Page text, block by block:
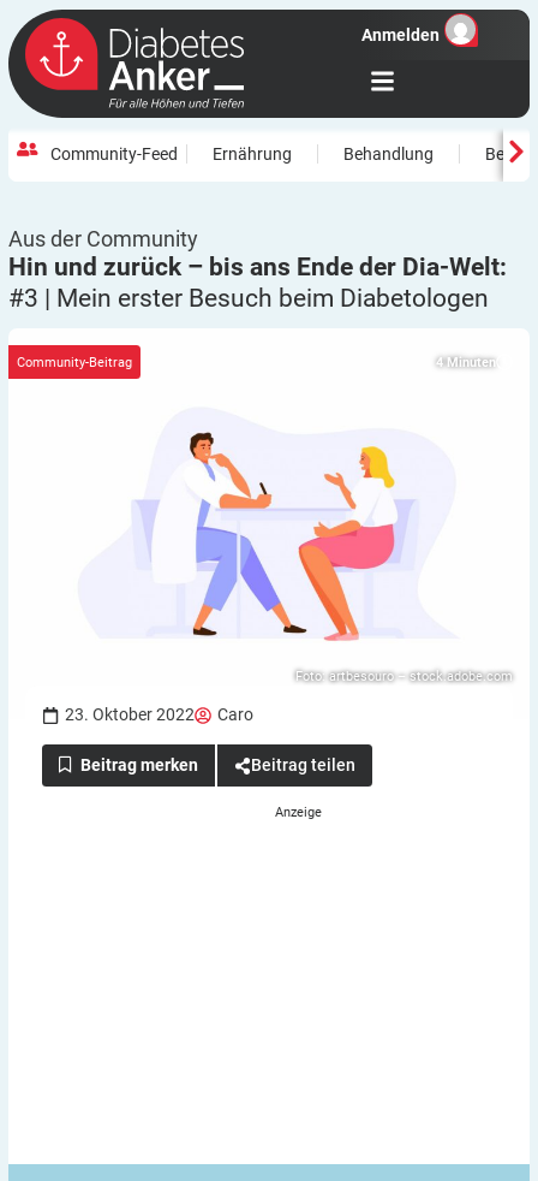
Anmelden
Community-Feed Ernährung Behandlung
Aus der Community
Hin und zurück – bis ans Ende der Dia-Welt:
#3 | Mein erster Besuch beim Diabetologen
4 Minuten
Foto: artbesouro – stock.adobe.com
Community-Beitrag
23. Oktober 2022 Caro
Beitrag teilen